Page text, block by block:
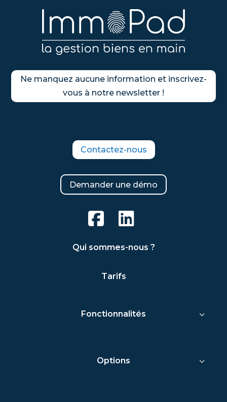
Ne manquez aucune information et inscrivez-
vous à notre newsletter !
Contactez-nous
Demander une démo
Qui sommes-nous ?
Tarifs
Fonctionnalités
Options